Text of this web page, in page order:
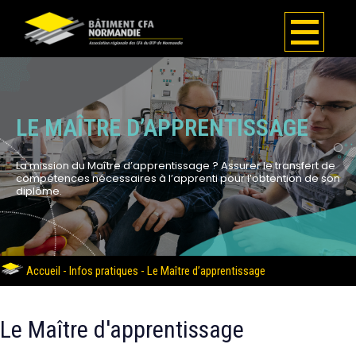
LE MAÎTRE D’APPRENTISSAGE
La mission du Maître d’apprentissage ? Assurer le transfert de
compétences nécessaires à l’apprenti pour l’obtention de son
diplôme.
Accueil - Infos pratiques - Le Maître d’apprentissage
Le Maître d'apprentissage